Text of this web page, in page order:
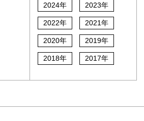
2024年 2023年
2022年 2021年
2020年 2019年
2018年 2017年